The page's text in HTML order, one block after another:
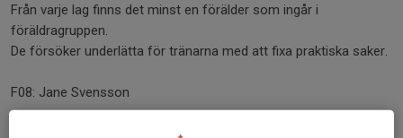
Från varje lag finns det minst en förälder som ingår i
föräldragruppen.
De försöker underlätta för tränarna med att fixa praktiska saker.
F08: Jane Svensson